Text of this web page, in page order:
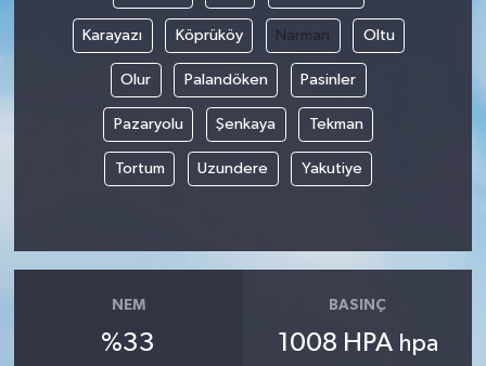
Karayazı Köprüköy Narman Oltu
Olur Palandöken Pasinler
Pazaryolu Şenkaya Tekman
Tortum Uzundere Yakutiye
NEM
%33
BASINÇ
1008 HPA hpa